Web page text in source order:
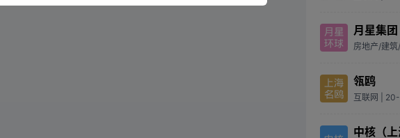
月星集团
房地产/建筑
瓴鸥
互联网 |
中核（